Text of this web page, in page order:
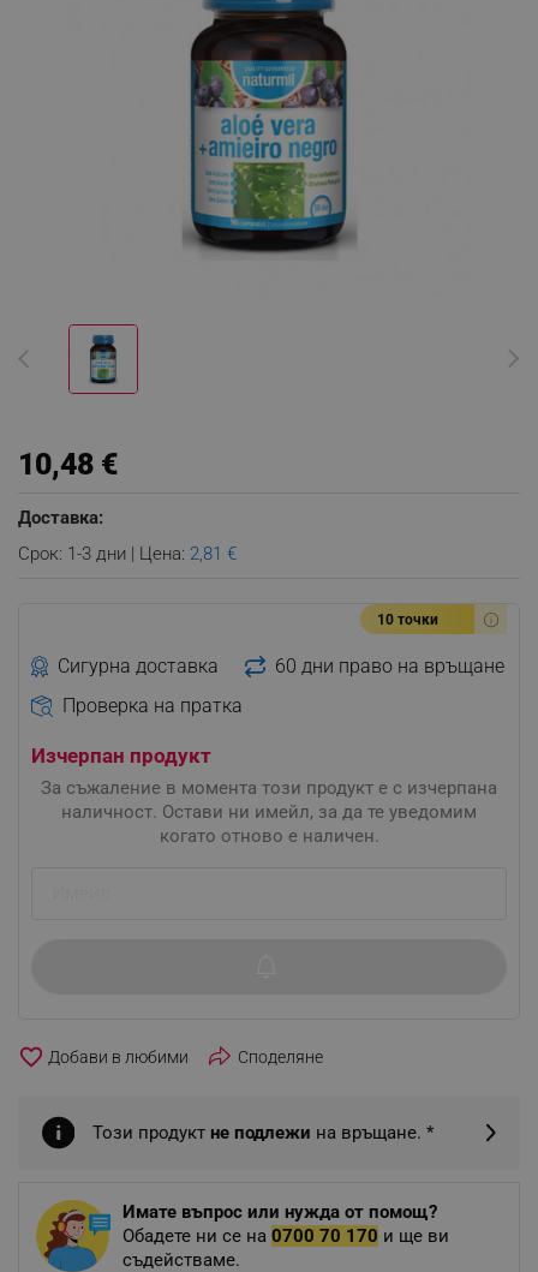
10,48 €
Доставка:
Срок: 1-3 дни | Цена: 2,81 €
10 точки
Сигурна доставка
60 дни право на връщане
Проверка на пратка
Изчерпан продукт
За съжаление в момента този продукт е с изчерпана
наличност. Остави ни имейл, за да те уведомим
когато отново е наличен.
favorite_border Споделяне
Този продукт не подлежи на връщане. *
Имате въпрос или нужда от помощ?
Обадете ни се на 0700 70 170 и ще ви
съдействаме.